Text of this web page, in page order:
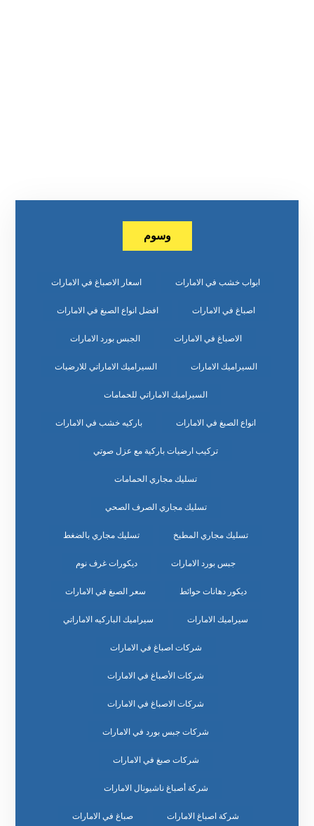
وسوم
ابواب خشب في الامارات اسعار الاصباغ في الامارات
اصباغ في الامارات افضل انواع الصبغ في الامارات
الاصباغ في الامارات الجبس بورد الامارات
السيراميك الامارات السيراميك الاماراتي للارضيات
السيراميك الاماراتي للحمامات
انواع الصبغ في الامارات باركيه خشب في الامارات
تركيب ارضيات باركية مع عزل صوتي
تسليك مجاري الحمامات
تسليك مجاري الصرف الصحي
تسليك مجاري المطبخ تسليك مجاري بالضغط
جبس بورد الامارات ديكورات غرف نوم
ديكور دهانات حوائط سعر الصبغ في الامارات
سيراميك الامارات سيراميك الباركيه الاماراتي
شركات اصباغ في الامارات
شركات الأصباغ في الامارات
شركات الاصباغ في الامارات
شركات جبس بورد في الامارات
شركات صبغ في الامارات
شركة أصباغ ناشيونال الامارات
شركة اصباغ الامارات صباغ في الامارات